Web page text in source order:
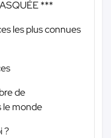
***
les plus connues
de
le monde
?